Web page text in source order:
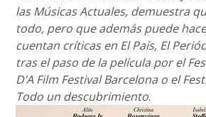
las Músicas Actuales, demuestra
todo, pero que además puede
cuentan críticas en El País, El
tras el paso de la película por el
D’A Film Festival Barcelona o el
Todo un descubrimiento.